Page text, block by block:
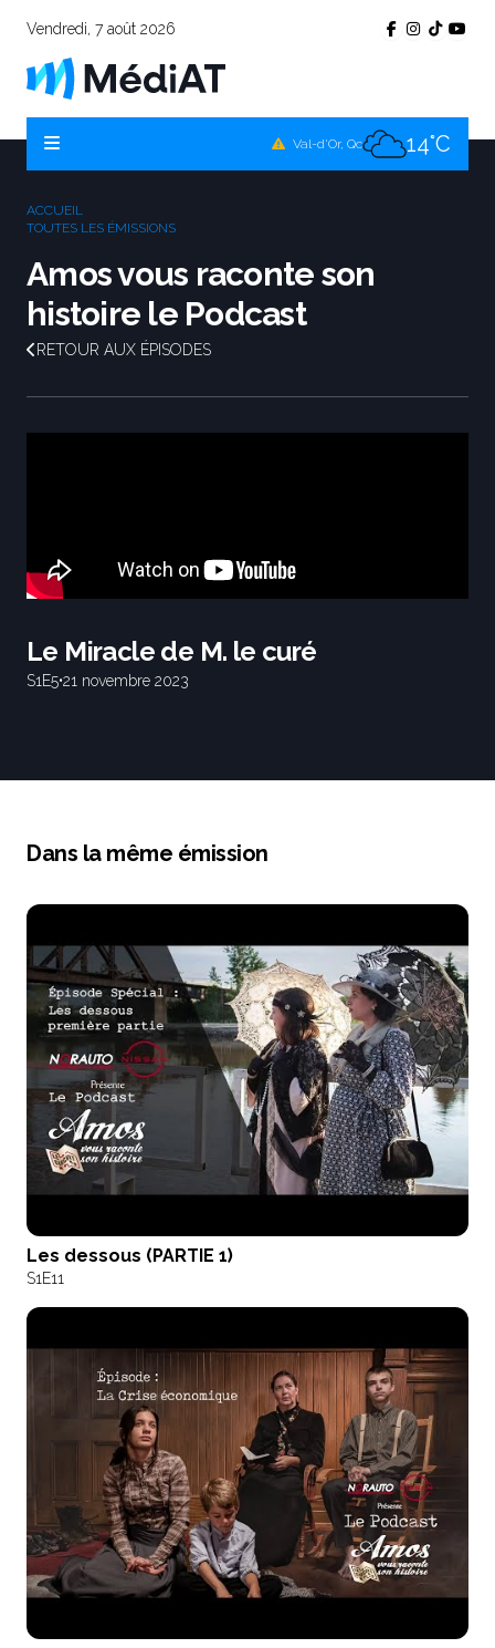
Vendredi, 7 août 2026
Val-d'Or, Qc 14°C
ACCUEIL
TOUTES LES ÉMISSIONS
Amos vous raconte son
histoire le Podcast
RETOUR AUX ÉPISODES
Le Miracle de M. le curé
S1 E5•21 novembre 2023
Dans la même émission
Les dessous (PARTIE 1)
S1E11